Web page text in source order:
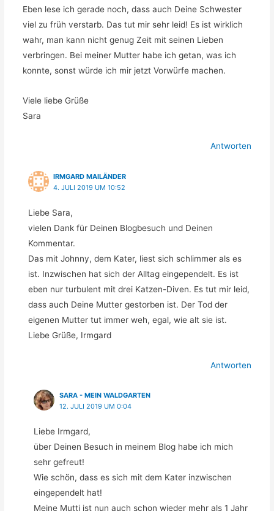
Eben lese ich gerade noch, dass auch Deine Schwester
viel zu früh verstarb. Das tut mir sehr leid! Es ist wirklich
wahr, man kann nicht genug Zeit mit seinen Lieben
verbringen. Bei meiner Mutter habe ich getan, was ich
konnte, sonst würde ich mir jetzt Vorwürfe machen.
Viele liebe Grüße
Sara
Antworten
IRMGARD MAILÄNDER
4. JULI 2019 UM 10:52
Liebe Sara,
vielen Dank für Deinen Blogbesuch und Deinen
Kommentar.
Das mit Johnny, dem Kater, liest sich schlimmer als es
ist. Inzwischen hat sich der Alltag eingependelt. Es ist
eben nur turbulent mit drei Katzen-Diven. Es tut mir leid,
dass auch Deine Mutter gestorben ist. Der Tod der
eigenen Mutter tut immer weh, egal, wie alt sie ist.
Liebe Grüße, Irmgard
Antworten
SARA - MEIN WALDGARTEN
12. JULI 2019 UM 0:04
Liebe Irmgard,
über Deinen Besuch in meinem Blog habe ich mich
sehr gefreut!
Wie schön, dass es sich mit dem Kater inzwischen
eingependelt hat!
Meine Mutti ist nun auch schon wieder mehr als 1 Jahr